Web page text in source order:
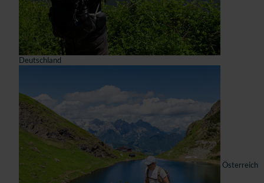
Deutschland
Österreich